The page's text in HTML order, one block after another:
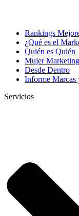
Rankings
¿Qué es el
Quién es Quién
Mujer
Desde Dentro
Informe Marcas
Servicios